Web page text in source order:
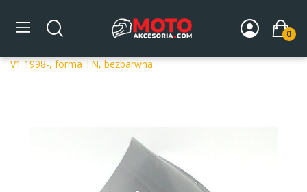
0
Strona główna DLA MOTOCYKLA Szyby
Szyby
V1 1998-, forma TN, bezbarwna